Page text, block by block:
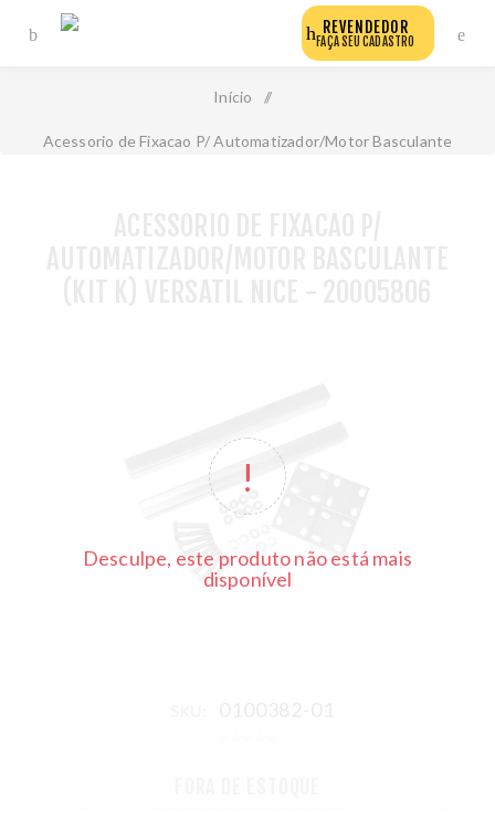
REVENDEDOR
FAÇA SEU CADASTRO
Início /
Acessorio de Fixacao P/ Automatizador/Motor Basculante
Desculpe, este produto não está mais
disponível